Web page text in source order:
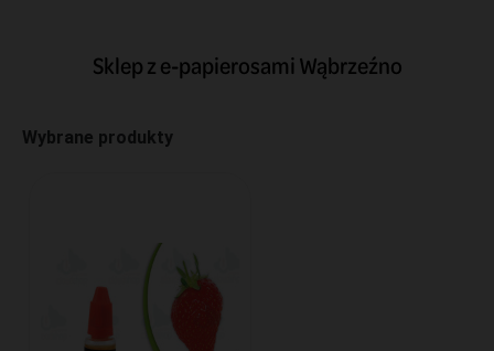
Sklep z e-papierosami Wąbrzeźno
Wybrane produkty